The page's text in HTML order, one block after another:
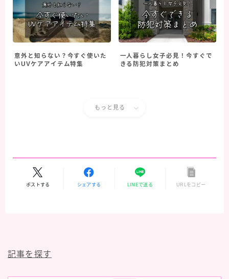
意外と知らない？今すぐ使いた
いUVケアアイテム特集
一人暮らし女子必見！今すぐで
きる防犯対策まとめ
もっと見る
ポストする シェアする LINEで送る URLをコピー
記事を探す